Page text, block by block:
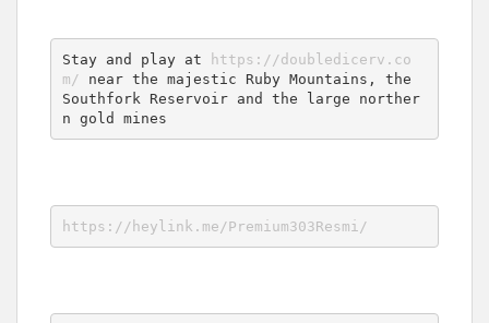
Stay and play at
https://doubledicerv.co
m/ near the majestic Ruby Mountains, the
Southfork Reservoir and the large norther
n gold mines
https://heylink.me/Premium303Resmi/